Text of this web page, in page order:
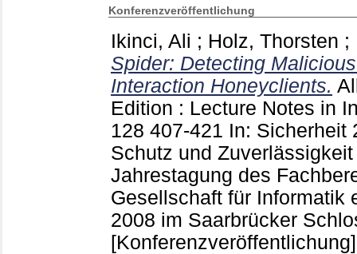
Konferenzveröffentlichung
Ikinci, Ali ; Holz, Thorsten ;
Spider: Detecting
Interaction Honeyclients.
Edition : Lecture Notes in
128 407-421 In: Sicherheit
Schutz und
Jahrestagung des
Gesellschaft für Informatik
2008 im Saarbrücker
[Konferenzveröffentlichung]